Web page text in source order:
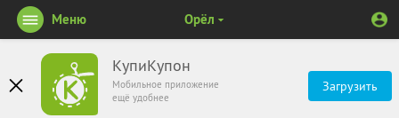
КупиКупон
Мобильное приложение
ещё удобнее
Загрузить
Меню Орёл